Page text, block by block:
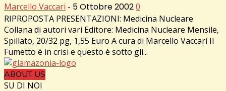
Marcello Vaccari - 5 Ottobre 20020
RIPROPOSTA PRESENTAZIONI: Medicina Nucleare
Collana di autori vari Editore: Medicina Nucleare Mensile,
Spillato, 20/32 pg, 1,55 Euro A cura di Marcello Vaccari Il
Fumetto è in crisi e questo è sotto gli...
ABOUT US
SU DI NOI